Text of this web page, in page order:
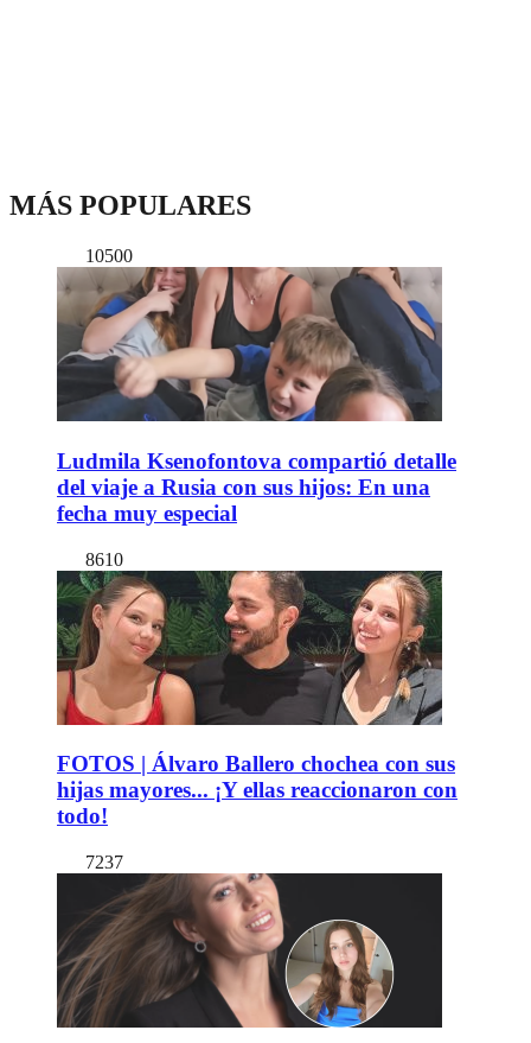
MÁS POPULARES
10500
Ludmila Ksenofontova compartió detalle
del viaje a Rusia con sus hijos: En una
fecha muy especial
8610
FOTOS | Álvaro Ballero chochea con sus
hijas mayores... ¡Y ellas reaccionaron con
todo!
7237